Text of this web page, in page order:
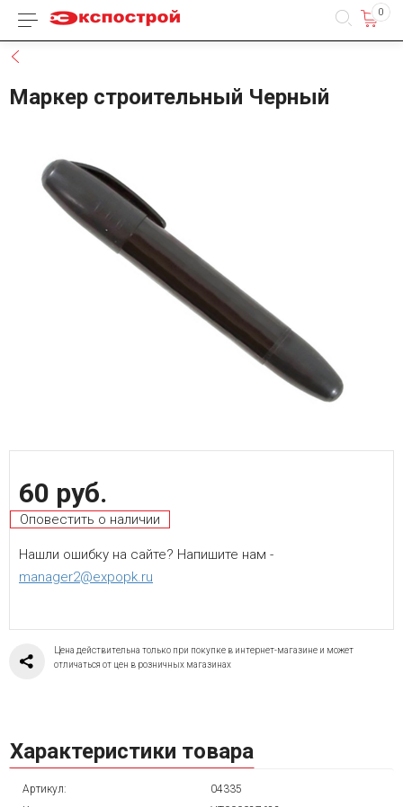
Каталог товаров 0
Маркер строительный Черный
60 руб.
Оповестить о наличии
Нашли ошибку на сайте? Напишите нам -
manager2@expopk.ru
Цена действительна только при покупке в интернет-магазине и может
отличаться от цен в розничных магазинах
Характеристики товара
Артикул:
04335